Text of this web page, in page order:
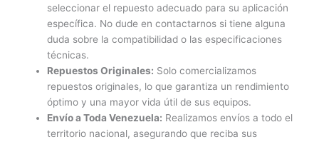
seleccionar el repuesto adecuado para su aplicación
específica. No dude en contactarnos si tiene alguna
duda sobre la compatibilidad o las especificaciones
técnicas.
Repuestos Originales: Solo comercializamos
repuestos originales, lo que garantiza un rendimiento
óptimo y una mayor vida útil de sus equipos.
Envío a Toda Venezuela: Realizamos envíos a todo el
territorio nacional, asegurando que reciba sus